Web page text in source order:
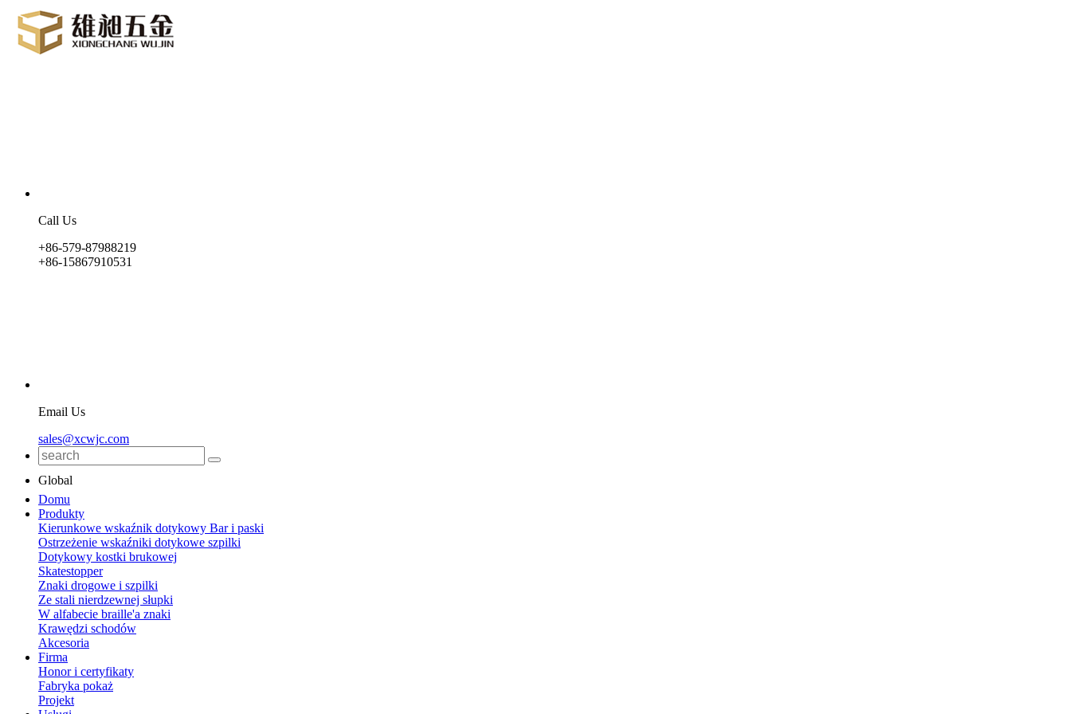
Call Us
+86-579-87988219
+86-15867910531
Email Us
sales@xcwjc.com
Global
Domu
Produkty
Kierunkowe wskaźnik dotykowy Bar i paski
Ostrzeżenie wskaźniki dotykowe szpilki
Dotykowy kostki brukowej
Skatestopper
Znaki drogowe i szpilki
Ze stali nierdzewnej słupki
W alfabecie braille'a znaki
Krawędzi schodów
Akcesoria
Firma
Honor i certyfikaty
Fabryka pokaż
Projekt